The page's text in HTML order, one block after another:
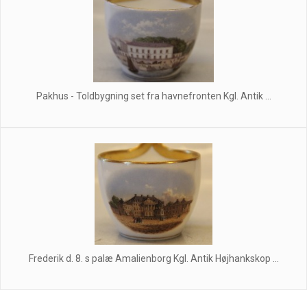
Pakhus - Toldbygning set fra havnefronten Kgl. Antik ...
Frederik d. 8. s palæ Amalienborg Kgl. Antik Højhankskop ...